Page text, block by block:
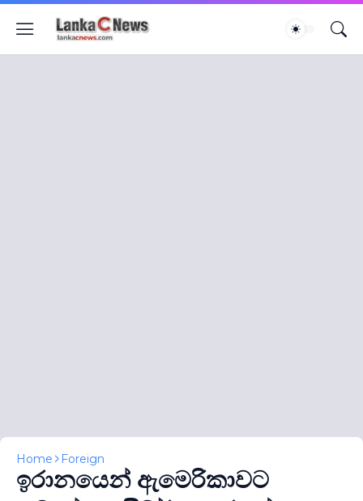
Home Foreign
ඉරානයෙන් ඇමෙරිකාවට